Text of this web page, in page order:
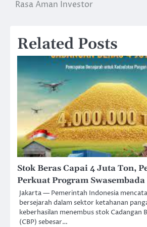
Rasa Aman Investor
Related Posts
Stok Beras Capai 4 Juta Ton,
Perkuat Program Swasembada
Jakarta — Pemerintah Indonesia
bersejarah dalam sektor ketahanan
keberhasilan menembus stok Cadangan
(CBP) sebesar…